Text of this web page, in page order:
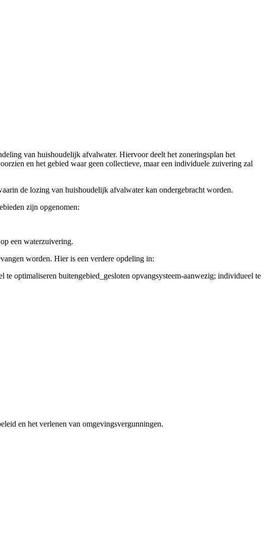
van huishoudelijk afvalwater. Hiervoor deelt het zoneringsplan het
en het gebied waar geen collectieve, maar een individuele zuivering zal
de lozing van huishoudelijk afvalwater kan ondergebracht worden.
zijn opgenomen:
een waterzuivering.
worden. Hier is een verdere opdeling in:
optimaliseren buitengebied_gesloten opvangsysteem-aanwezig; individueel te
en het verlenen van omgevingsvergunningen.